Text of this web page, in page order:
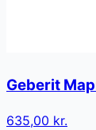
Geberit
635,00 kr.